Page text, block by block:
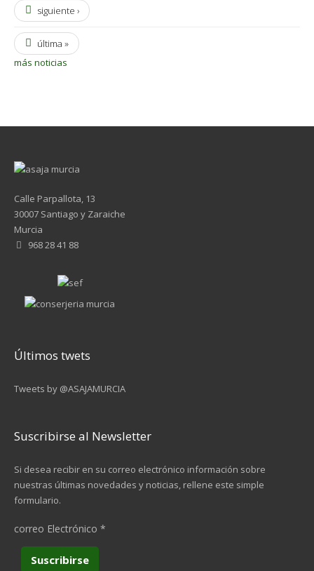
siguiente ›
última »
más noticias
Calle Parpallota, 13
30007 Santiago y Zaraiche
Murcia
968 28 41 88
Últimos twets
Tweets by @ASAJAMURCIA
Suscribirse al Newsletter
Si desea recibir en su correo electrónico información sobre
nuestras últimas novedades y noticias, rellene este simple
formulario.
correo Electrónico *